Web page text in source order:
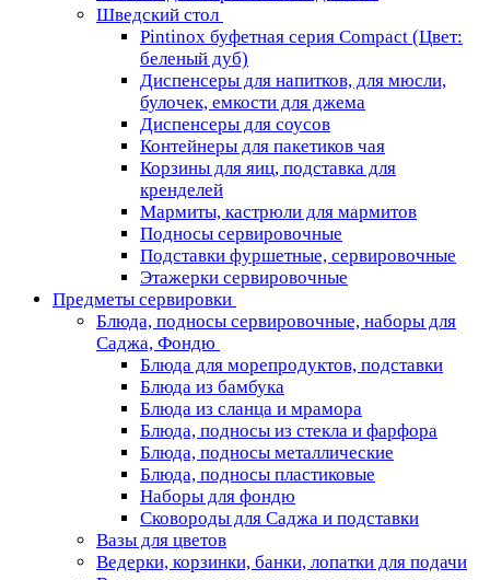
Шведский стол
Pintinox буфетная серия Compact (Цвет:
беленый дуб)
Диспенсеры для напитков, для мюсли,
булочек, емкости для джема
Диспенсеры для соусов
Контейнеры для пакетиков чая
Корзины для яиц, подставка для
кренделей
Мармиты, кастрюли для мармитов
Подносы сервировочные
Подставки фуршетные, сервировочные
Этажерки сервировочные
Предметы сервировки
Блюда, подносы сервировочные, наборы для
Саджа, Фондю
Блюда для морепродуктов, подставки
Блюда из бамбука
Блюда из сланца и мрамора
Блюда, подносы из стекла и фарфора
Блюда, подносы металлические
Блюда, подносы пластиковые
Наборы для фондю
Сковороды для Саджа и подставки
Вазы для цветов
Ведерки, корзинки, банки, лопатки для подачи